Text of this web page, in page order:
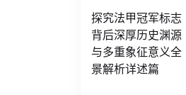
探究法甲冠军标志
背后深厚历史渊源
与多重象征意义全
景解析详述篇